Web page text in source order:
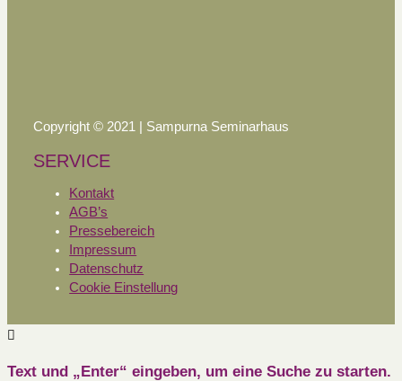
Copyright © 2021 | Sampurna Seminarhaus
SERVICE
Kontakt
AGB’s
Pressebereich
Impressum
Datenschutz
Cookie Einstellung
Text und „Enter“ eingeben, um eine Suche zu starten.